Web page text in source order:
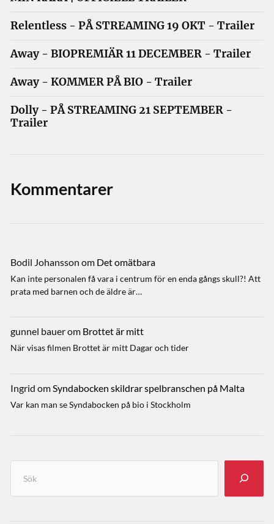
Relentless - PÅ STREAMING 19 OKT - Trailer
Away - BIOPREMIÄR 11 DECEMBER - Trailer
Away - KOMMER PÅ BIO - Trailer
Dolly - PÅ STREAMING 21 SEPTEMBER -
Trailer
Kommentarer
Bodil Johansson om Det omätbara
Kan inte personalen få vara i centrum för en enda gångs skull?! Att
prata med barnen och de äldre är…
gunnel bauerom Brottet är mitt
När visas filmen Brottet är mitt Dagar och tider
Ingrid omSyndabocken skildrar spelbranschen på Malta
Var kan man se Syndabocken på bio i Stockholm